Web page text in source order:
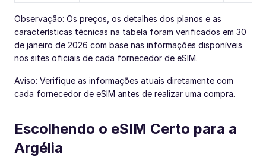
Observação: Os preços, os detalhes dos planos e as
características técnicas na tabela foram verificados em 30
de janeiro de 2026 com base nas informações disponíveis
nos sites oficiais de cada fornecedor de eSIM.
Aviso: Verifique as informações atuais diretamente com
cada fornecedor de eSIM antes de realizar uma compra.
Escolhendo o eSIM Certo para a
Argélia